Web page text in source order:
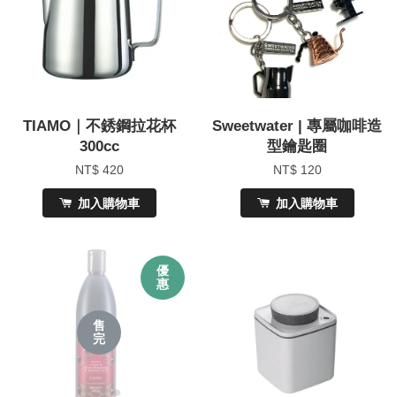
TIAMO｜不銹鋼拉花杯
300cc
NT$ 420
加入購物車
Sweetwater | 專屬咖啡造
型鑰匙圈
NT$ 120
加入購物車
優
惠
售
完